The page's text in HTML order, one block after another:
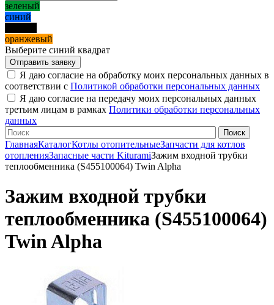
зеленый
синий
оранжевый
Выберите синий квадрат
Я даю согласие на обработку моих персональных данных в
соответствии с Политикой обработки персональных данных
Я даю согласие на передачу моих персональных данных
третьим лицам в рамках Политики обработки персональных
данных
ГлавнаяКаталогКотлы отопительныеЗапчасти для котлов
отопленияЗапасные части KituramiЗажим входной трубки
теплообменника (S455100064) Twin Alpha
Зажим входной трубки
теплообменника (S455100064)
Twin Alpha